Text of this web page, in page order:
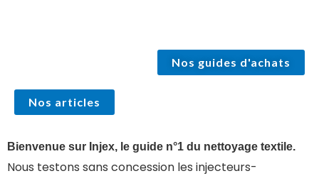
Nos articles
Nos guides d'achats
Bienvenue sur Injex, le guide n°1 du nettoyage textile.
Nous testons sans concession les injecteurs-